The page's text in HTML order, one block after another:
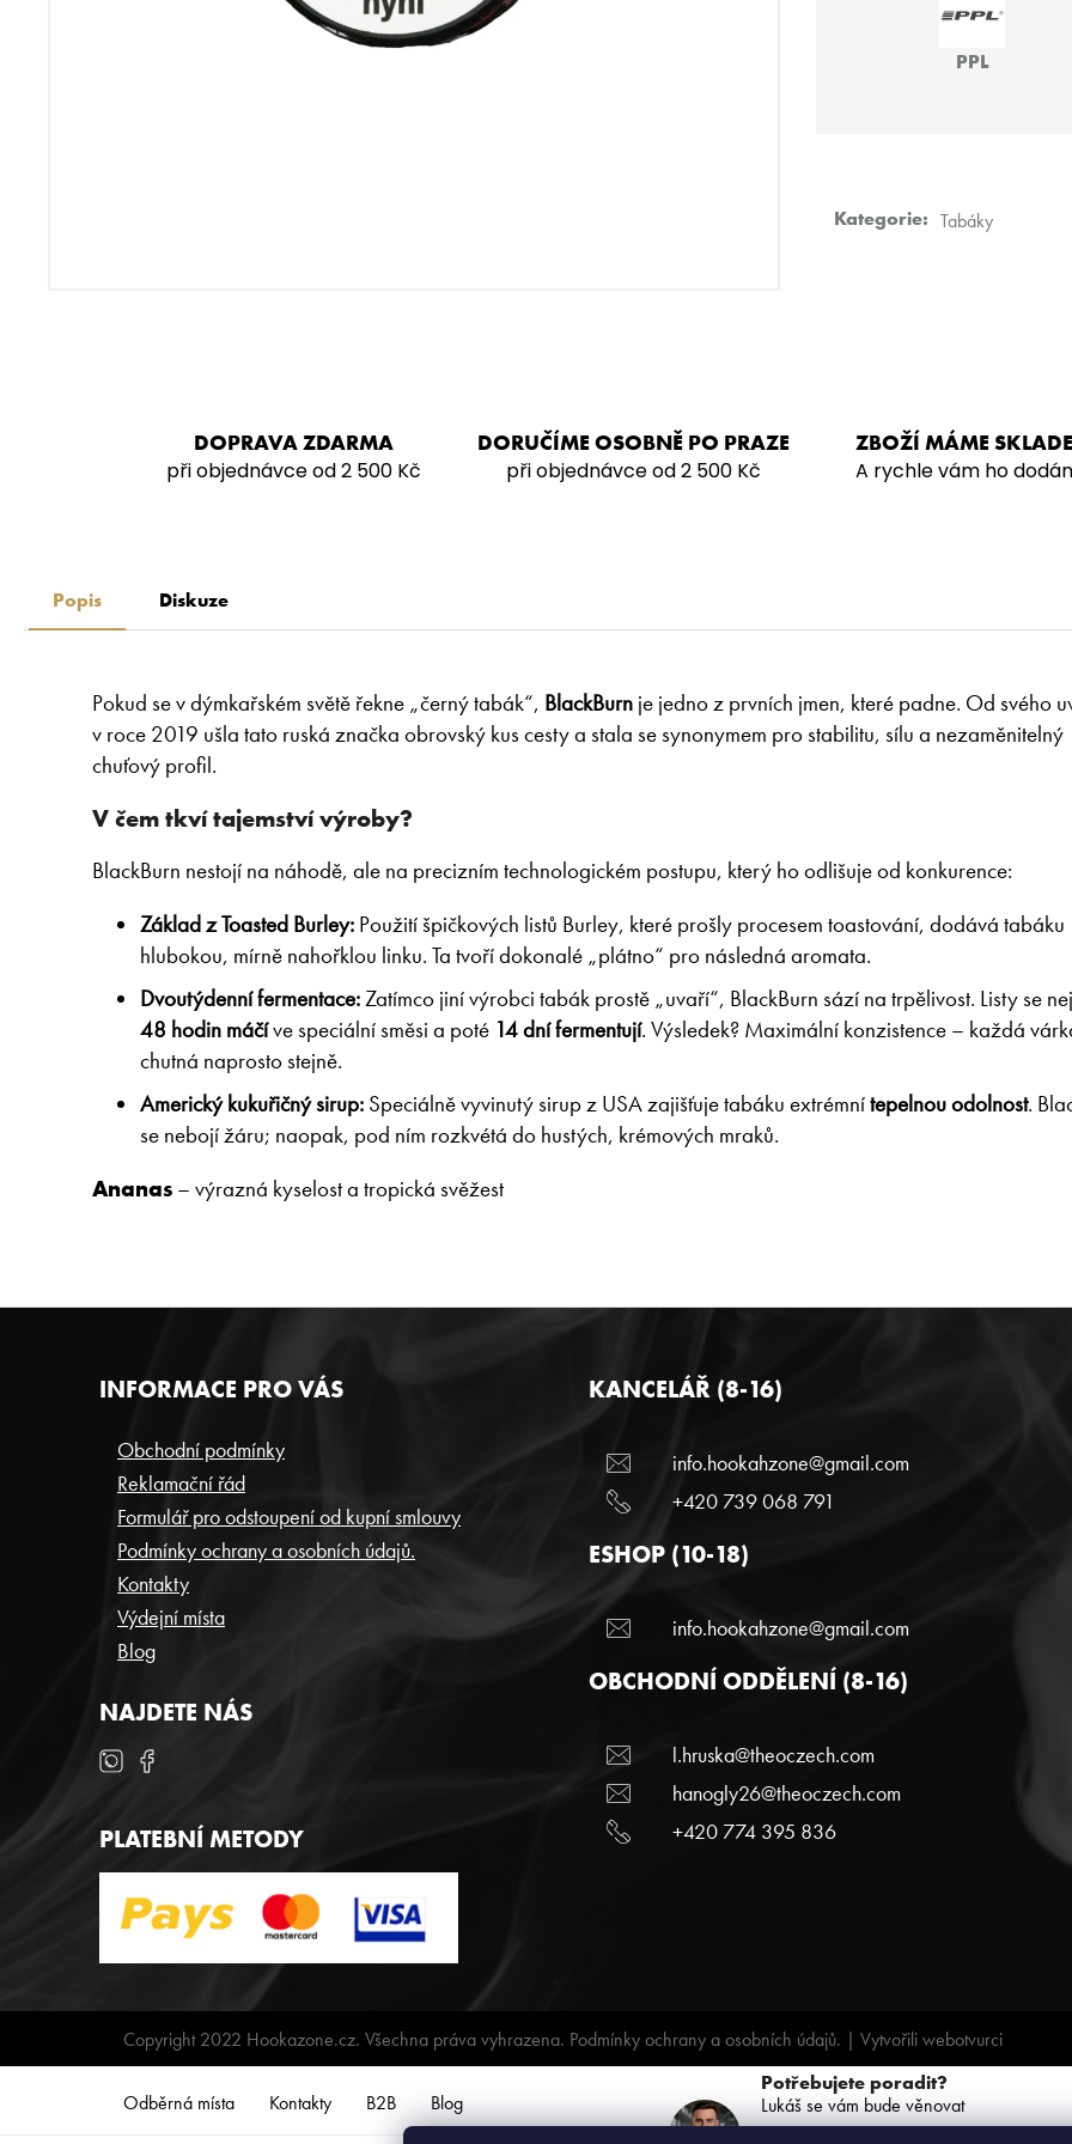
PPL
Kategorie: Tabáky
DOPRAVA ZDARMA
při objednávce od 2 500 Kč
DORUČÍME OSOBNĚ PO PRAZE
při objednávce od 2 500 Kč
ZBOŽÍ MÁME
A rychle vám ho
Popis Diskuze
Pokud se v dýmkařském světě řekne „černý tabák“, BlackBurn je jedno z prvních jmen, které padne. Od svého
v roce 2019 ušla tato ruská značka obrovský kus cesty a stala se synonymem pro stabilitu, sílu a nezaměnitelný
chuťový profil.
V čem tkví tajemství výroby?
BlackBurn nestojí na náhodě, ale na precizním technologickém postupu, který ho odlišuje od konkurence:
Základ z Toasted Burley: Použití špičkových listů Burley, které prošly procesem toastování, dodává tabáku
hlubokou, mírně nahořklou linku. Ta tvoří dokonalé „plátno“ pro následná aromata.
Dvoutýdenní fermentace:Zatímco jiní výrobci tabák prostě „uvaří“, BlackBurn sází na trpělivost. Listy se
48 hodin máčíve speciální směsi a poté 14 dní fermentují. Výsledek? Maximální konzistence – každá
chutná naprosto stejně.
Americký kukuřičný sirup: Speciálně vyvinutý sirup z USA zajišťuje tabáku extrémnítepelnou odolnost.
se nebojí žáru; naopak, pod ním rozkvétá do hustých, krémových mraků.
Ananas – výrazná kyselost a tropická svěžest​
MUSTHAVE 200G - CURANT
VODNÍ DÝMKA
4 990 Kč
INFORMACE PRO VÁS
Obchodní podmínky
Reklamační řád
Formulář pro odstoupení od kupní smlouvy
Podmínky ochrany a osobních údajů.
Kontakty
Výdejní místa
Blog
NAJDETE NÁS
PLATEBNÍ METODY
KANCELÁŘ (8-16)
info.hookahzone@gmail.com
+420 739 068 791
ESHOP (10-18)
info.hookahzone@gmail.com
OBCHODNÍ ODDĚLENÍ (8-16)
l.hruska@theoczech.com
hanogly26@theoczech.com
+420 774 395 836
Copyright 2022 Hookazone.cz. Všechna práva vyhrazena. Podmínky ochrany a osobních údajů. | Vytvořiliwebotvurci
Odběrná místa Kontakty B2B Blog
Potřebujete poradit?
Lukáš se vám bude věnovat